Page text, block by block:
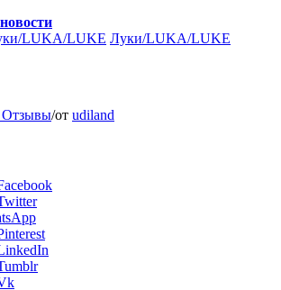
LUKA/LUKE Луки/LUKA/LUKE
Отзывы/от udiland